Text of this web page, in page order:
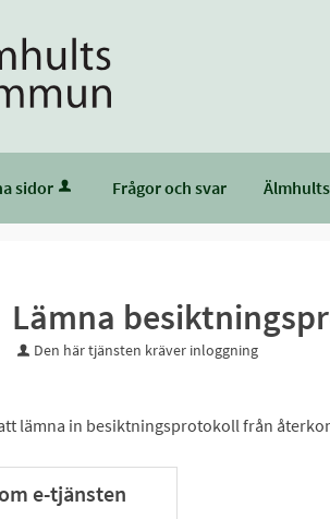
sidor Frågor och svar
Lämna
Den här tjänsten kräver inloggning
lämna in besiktningsprotokoll från
e-tjänsten